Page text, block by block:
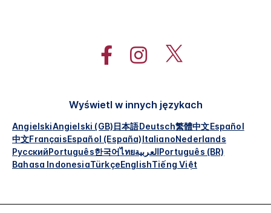
Wyświetl w innych językach
AngielskiAngielski (GB)日本語Deutsch繁體中文Español
中文FrançaisEspañol (España)ItalianoNederlands
РусскийPortuguês한국어ไทยالعربيةPortuguês (BR)
Bahasa IndonesiaTürkçeEnglishTiếng Việt